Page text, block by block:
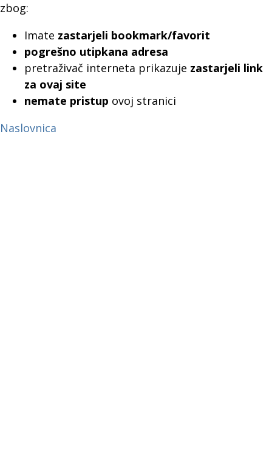
zbog:
Imate zastarjeli bookmark/favorit
pogrešno utipkana adresa
pretraživač interneta prikazuje zastarjeli link
za ovaj site
nemate pristup ovoj stranici
Naslovnica